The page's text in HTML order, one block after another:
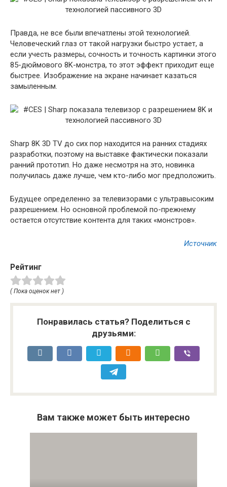
Правда, не все были впечатлены этой технологией.
Человеческий глаз от такой нагрузки быстро устает, а
если учесть размеры, сочность и точность картинки этого
85-дюймового 8K-монстра, то этот эффект приходит еще
быстрее. Изображение на экране начинает казаться
замыленным.
Sharp 8K 3D TV до сих пор находится на ранних стадиях
разработки, поэтому на выставке фактически показали
ранний прототип. Но даже несмотря на это, новинка
получилась даже лучше, чем кто-либо мог предположить.
Будущее определенно за телевизорами с ультравысоким
разрешением. Но основной проблемой по-прежнему
остается отсутствие контента для таких «монстров».
Источник
Рейтинг
( Пока оценок нет )
Понравилась статья? Поделиться с
друзьями:
Вам также может быть интересно